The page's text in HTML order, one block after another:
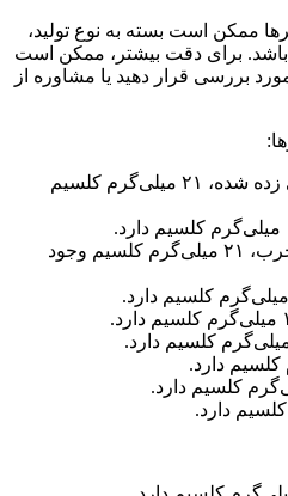
ممکن است بسته به نوع تولید،
برای دقت بیشتر، ممکن است
بررسی قرار دهید یا مشاوره از
در هر ۳۰ میلی لیتر از خامه‌های زده شده، ۲۱ میلی‌گرم کلسیم
در هر ۳۰ میلی لیتر از خامه پرچرب، ۲۱ میلی‌گرم کلسیم وجود